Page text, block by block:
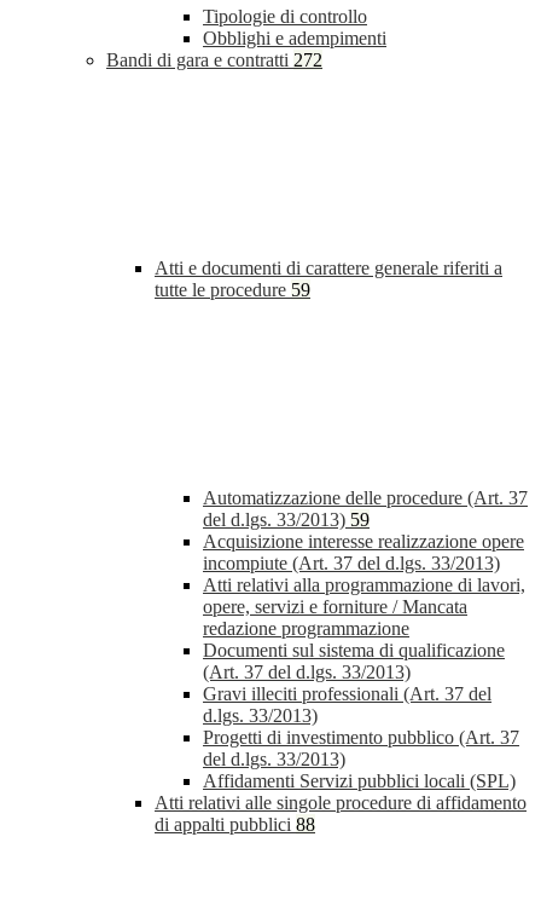
Tipologie di controllo
Obblighi e adempimenti
Bandi di gara e contratti 272
Atti e documenti di carattere generale riferiti a
tutte le procedure 59
Automatizzazione delle procedure (Art. 37
del d.lgs. 33/2013) 59
Acquisizione interesse realizzazione opere
incompiute (Art. 37 del d.lgs. 33/2013)
Atti relativi alla programmazione di lavori,
opere, servizi e forniture / Mancata
redazione programmazione
Documenti sul sistema di qualificazione
(Art. 37 del d.lgs. 33/2013)
Gravi illeciti professionali (Art. 37 del
d.lgs. 33/2013)
Progetti di investimento pubblico (Art. 37
del d.lgs. 33/2013)
Affidamenti Servizi pubblici locali (SPL)
Atti relativi alle singole procedure di affidamento
di appalti pubblici 88